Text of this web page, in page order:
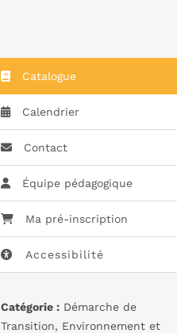
Catalogue
Calendrier
Contact
Équipe pédagogique
Ma pré-inscription
Accessibilité
Catégorie : Démarche de
Transition, Environnement et